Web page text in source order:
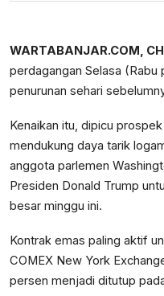
WARTABANJAR.COM,
perdagangan Selasa
penurunan sehari
Kenaikan itu, dipicu
mendukung daya tarik
anggota parlemen
Presiden Donald Trump
besar minggu ini.
Kontrak emas paling aktif
COMEX New York
persen menjadi ditutup